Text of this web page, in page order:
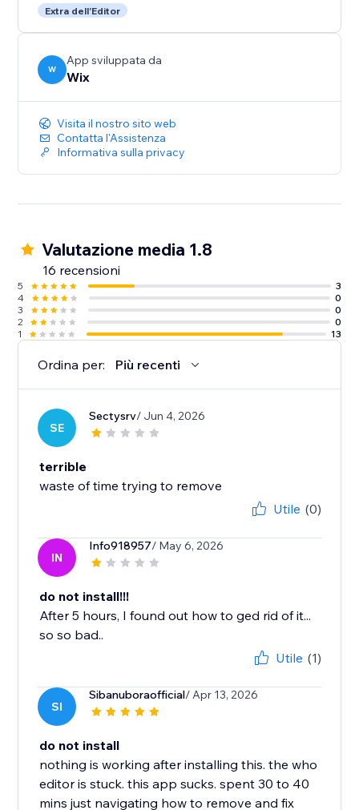
Extra dell'Editor
W
App sviluppata da
Wix
Visita il nostro sito web
Contatta l'Assistenza
Informativa sulla privacy
Valutazione media 1.8
16 recensioni
5
3
4
0
3
0
2
0
1
13
Ordina per: Più recenti
SE
Sectysrv/ Jun 4, 2026
terrible
waste of time trying to remove
Utile (0)
IN
Info918957/ May 6, 2026
do not install!!!
After 5 hours, I found out how to ged rid of it...
so so bad..
Utile (1)
SI
Sibanuboraofficial/ Apr 13, 2026
do not install
nothing is working after installing this. the who
editor is stuck. this app sucks. spent 30 to 40
mins just navigating how to remove and fix